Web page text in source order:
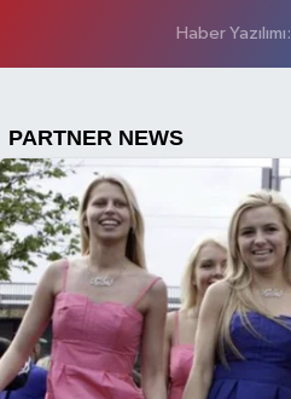
Haber Yazılımı: